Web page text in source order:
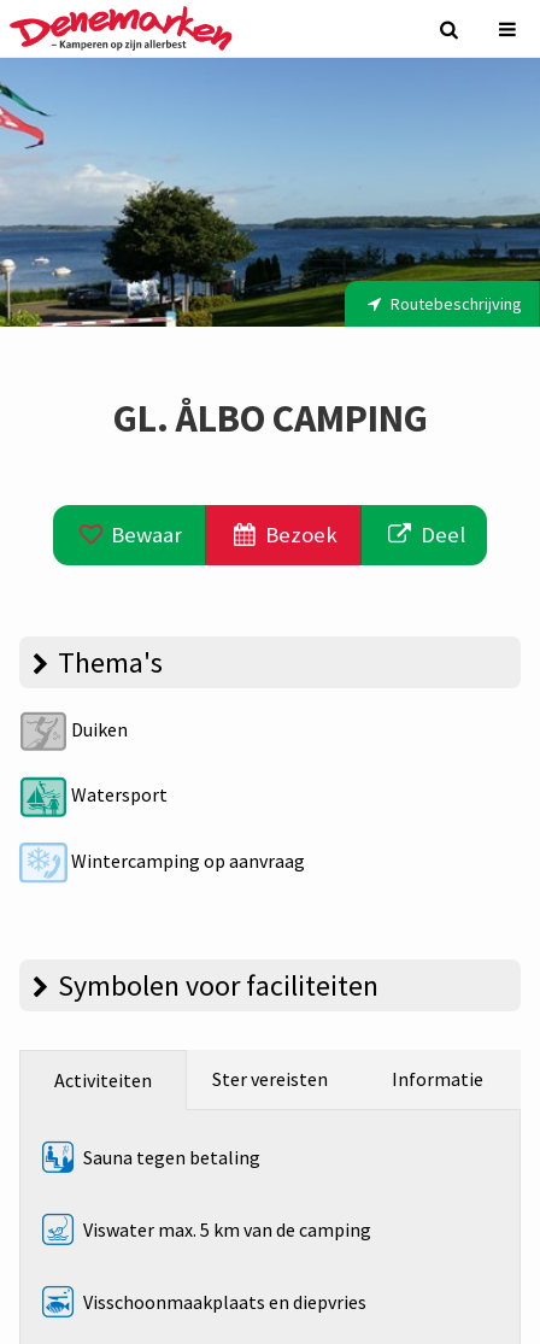
Routebeschrijving
GL. ÅLBO CAMPING
Bewaar Bezoek Deel
Thema's
Duiken
Watersport
Wintercamping op aanvraag
Symbolen voor faciliteiten
Activiteiten Ster vereisten Informatie
Sauna tegen betaling
Viswater max. 5 km van de camping
Visschoonmaakplaats en diepvries